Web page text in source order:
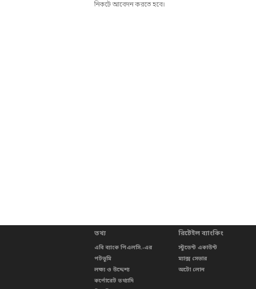
নিকটে আবেদন করতে হবে।
তথ্য
এবি ব্যাংক পিএলসি.-এর
পটভূমি
লক্ষ্য ও উদ্দেশ্য
কর্পোরেট তথ্যাদি
রিটেইল ব্যাংকিং
স্টুডেন্ট একাউন্ট
ম্যাক্স সেভার
অটো লোন